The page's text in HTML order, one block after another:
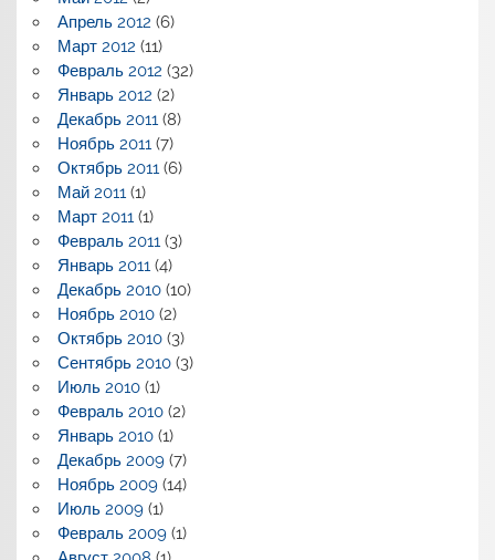
Апрель 2012 (6)
Март 2012 (11)
Февраль 2012 (32)
Январь 2012 (2)
Декабрь 2011(8)
Ноябрь 2011(7)
Октябрь 2011(6)
Май 2011(1)
Март 2011(1)
Февраль 2011(3)
Январь 2011(4)
Декабрь 2010(10)
Ноябрь 2010(2)
Октябрь 2010(3)
Сентябрь 2010(3)
Июль 2010(1)
Февраль 2010(2)
Январь 2010(1)
Декабрь 2009(7)
Ноябрь 2009(14)
Июль 2009(1)
Февраль 2009(1)